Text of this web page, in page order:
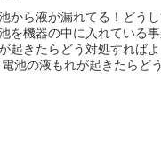
池から液が漏れてる！どう
を機器の中に入れている
起きたらどう対処すれば
池の液もれが起きたらど